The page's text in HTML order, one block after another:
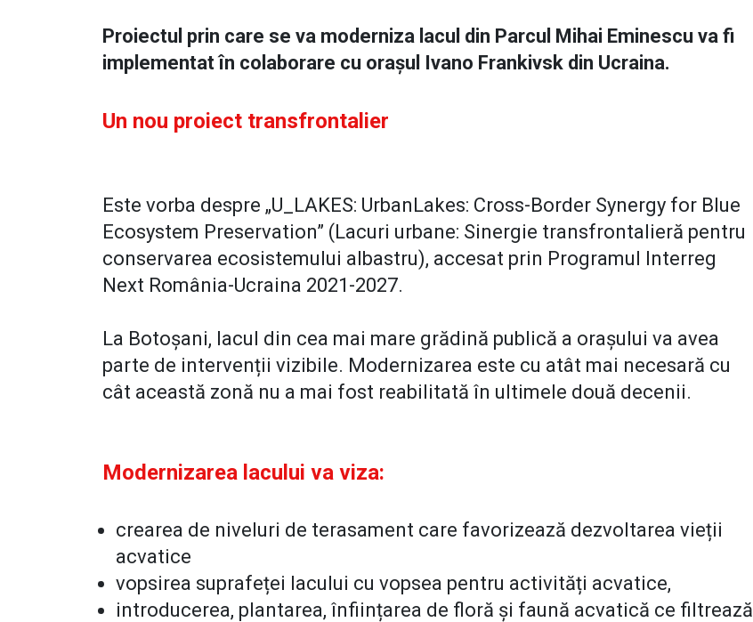
Proiectul prin care se va moderniza lacul din Parcul Mihai Eminescu va fi
implementat în colaborare cu orașul Ivano Frankivsk din Ucraina.
Un nou proiect transfrontalier
Este vorba despre „U_LAKES: UrbanLakes: Cross-Border Synergy for Blue
Ecosystem Preservation” (Lacuri urbane: Sinergie transfrontalieră pentru
conservarea ecosistemului albastru), accesat prin Programul Interreg
Next România-Ucraina 2021-2027.
La Botoșani, lacul din cea mai mare grădină publică a orașului va avea
parte de intervenții vizibile. Modernizarea este cu atât mai necesară cu
cât această zonă nu a mai fost reabilitată în ultimele două decenii.
Modernizarea lacului va viza:
crearea de niveluri de terasament care favorizează dezvoltarea vieții
acvatice
vopsirea suprafeței lacului cu vopsea pentru activități acvatice,
introducerea, plantarea, înființarea de floră şi faună acvatică ce filtrează